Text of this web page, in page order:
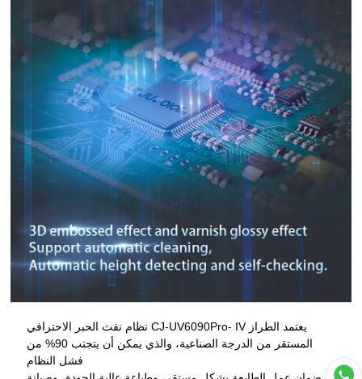
يعتمد الطراز CJ-UV6090Pro- IV نظام نفث الحبر الاحترافي
المستقر من الدرجة الصناعية، والذي يمكن أن يتجنب 90% من
فشل النظام